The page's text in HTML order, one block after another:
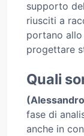
supporto
riusciti a
portano allo
progettare
Quali
fase di
anche in